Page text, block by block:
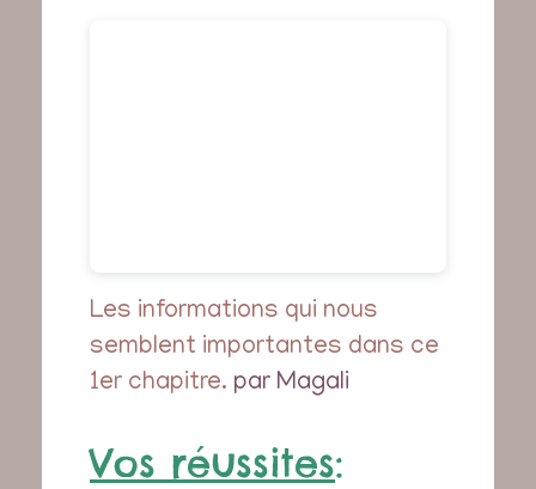
Les informations qui nous
semblent importantes dans ce
1er chapitre. par Magali
Vos réussites: